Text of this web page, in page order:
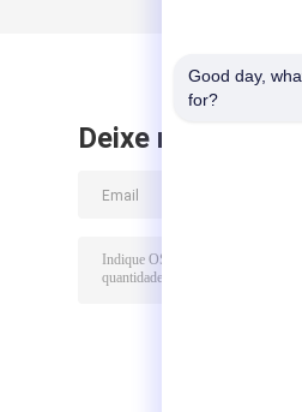
Deixe mensagem
Good day,
for?